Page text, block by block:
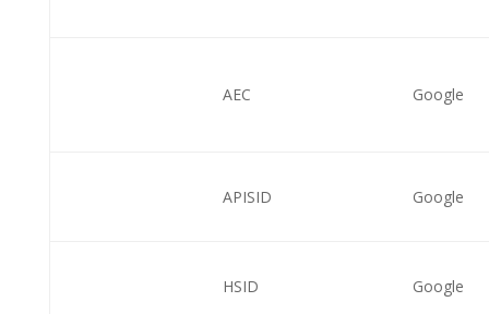
AEC Google
APISID Google
HSID Google